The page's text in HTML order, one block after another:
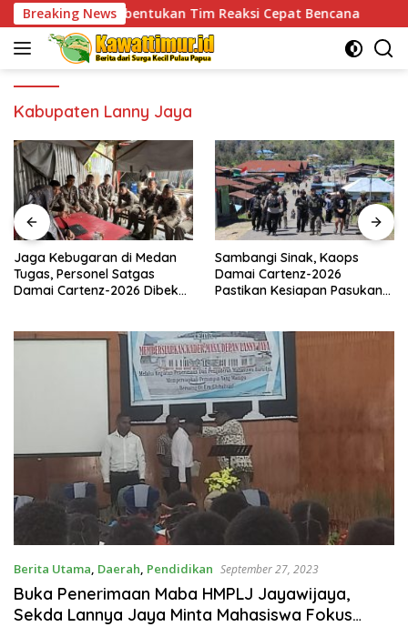
Skip
to
content
Breaking NewsTim Reaksi Cepat Bencana Jaga
Kabupaten Lanny Jaya
Jaga Kebugaran di Medan
Tugas, Personel Satgas
Damai Cartenz-2026 Dibekali
Sambangi Sinak, Kaops
Damai Cartenz-2026
Pastikan Kesiapan Pasukan
Berita Utama, Daerah, Pendidikan September 27, 2023
Buka Penerimaan Maba HMPLJ Jayawijaya,
Sekda Lannya Jaya Minta Mahasiswa Fokus